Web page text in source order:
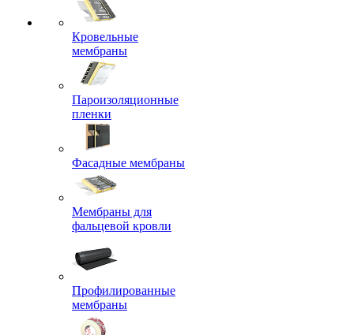
Кровельные
мембраны
Пароизоляционные
пленки
Фасадные мембраны
Мембраны для
фальцевой кровли
Профилированные
мембраны